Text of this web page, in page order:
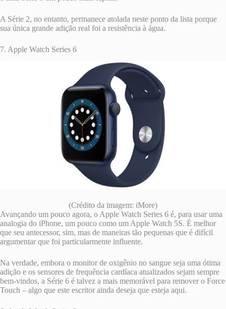
A Série 2, no entanto, permanece atolada neste ponto da lista porque
sua única grande adição real foi a resistência à água.
7. Apple Watch Series 6
(Crédito da imagem: iMore)
Avançando um pouco agora, o Apple Watch Series 6 é, para usar uma
analogia do iPhone, um pouco como um Apple Watch 5S. É melhor
que seu antecessor, sim, mas de maneiras tão pequenas que é difícil
argumentar que foi particularmente influente.
Na verdade, embora o monitor de oxigênio no sangue seja uma ótima
adição e os sensores de frequência cardíaca atualizados sejam sempre
bem-vindos, a Série 6 é talvez a mais memorável para remover o Force
Touch – algo que este escritor ainda deseja que esteja aqui.